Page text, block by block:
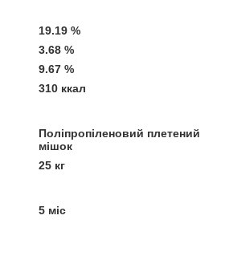
19.19 %
3.68 %
9.67 %
310 ккал
Поліпропіленовий плетений
мішок
25 кг
5 міс